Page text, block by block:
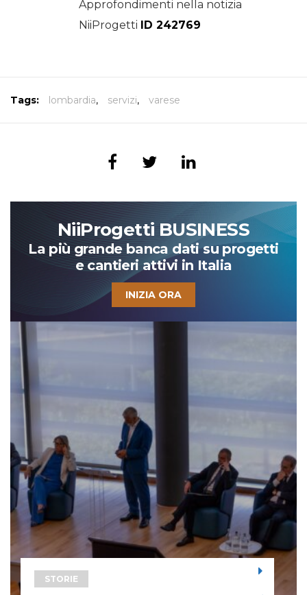
Approfondimenti nella notizia
NiiProgetti ID 242769
Tags: lombardia, servizi, varese
NiiProgetti BUSINESS
La più grande banca dati su progetti
e cantieri attivi in Italia
INIZIA ORA
STORIE